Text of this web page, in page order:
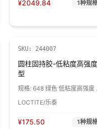
¥2049.84 1种规
SKU: 244007
圆柱固持胶-低粘度高强度
型
规格: 648 绿色 低粘度高强度
LOCTITE/乐泰
¥175.50 1种规